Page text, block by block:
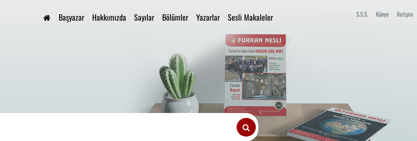
Başyazar Hakkımızda Sayılar Bölümler Yazarlar Sesli Makaleler S.S.S. Künye İletişim